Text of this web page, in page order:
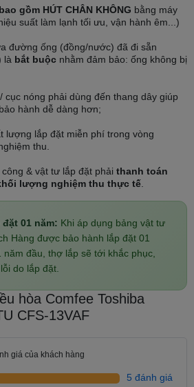
với bộ vi xử lý E-Max:
nhờ đó tiết kiệm điện năng sử dụng và
vận hành êm ái và bền bỉ hơn 16 lần
năng - Điều hoà Comfee Inverter
chất lượng 4.31/5 sao với điện năng tiêu
gồm HÚT CHÂN KHÔNG bằng máy
suất làm lạnh tối ưu, vận hành êm...)
đường ống (đồng/nước) đã đi sẵn
là bắt buộc nhằm đảm bảo: ống không bị
cục nóng phải dùng đến thang dây giúp
hành dễ dàng hơn;
lượng lắp đặt miễn phí trong vòng
thu.
& vật tư lắp đặt phải thanh toán
lượng nghiệm thu thực tế.
01 năm: Khi áp dụng bảng vật tư
Hàng được bảo hành lắp đặt 01
năm đầu, thợ lắp sẽ tới khắc phục,
do lắp đặt.
hòa Comfee Toshiba
CFS-13VAF
giá của khách hàng
5 đánh giá